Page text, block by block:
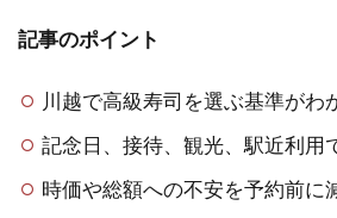
記事のポイント
川越で高級寿司を選ぶ基準がわ
記念日、接待、観光、駅近利用
時価や総額への不安を予約前に